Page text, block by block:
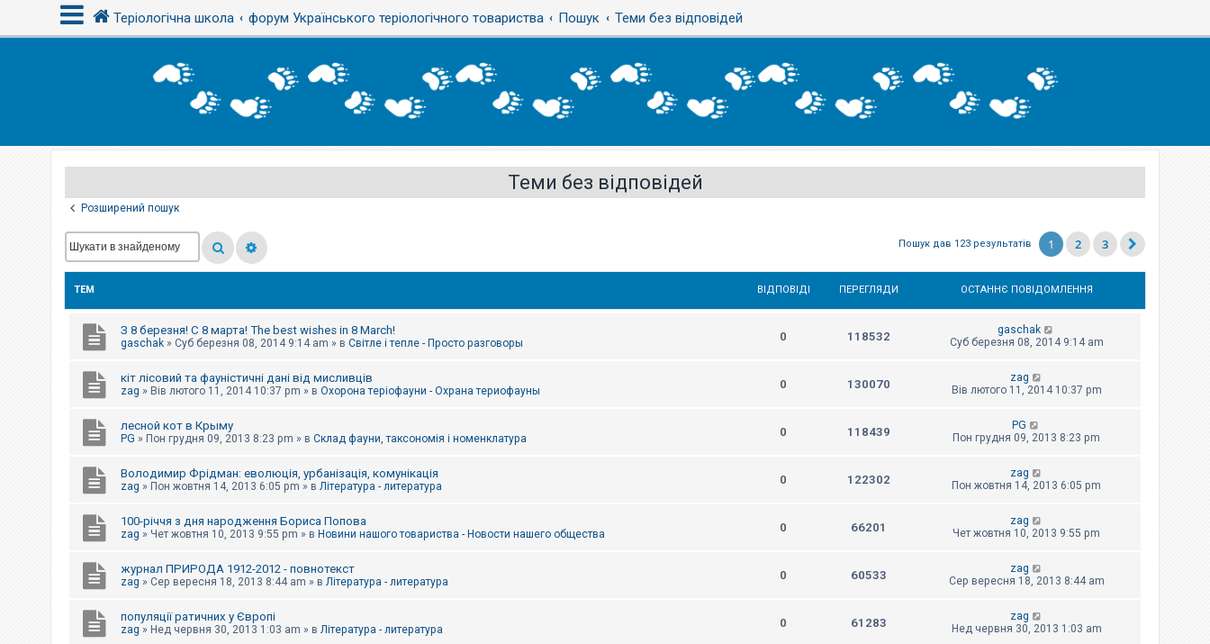
Теріологічна школа форум Українського теріологічного товариства Пошук Теми без відповідей
Теми без відповідей
Розширений пошук
Пошук дав 123 результатів 1 2 3
ТЕМ ВІДПОВІДІ ПЕРЕГЛЯДИ ОСТАННЄ ПОВІДОМЛЕННЯ
З 8 березня! С 8 марта! The best wishes in 8 March!
gaschak » Суб березня 08, 2014 9:14 am » в Світле і тепле - Просто разговоры 0 118532
gaschak
Суб березня 08, 2014 9:14 am
кіт лісовий та фауністичні дані від мисливців
zag » Вів лютого 11, 2014 10:37 pm » в Охорона теріофауни - Охрана териофауны 0 130070
zag
Вів лютого 11, 2014 10:37 pm
лесной кот в Крыму
PG » Пон грудня 09, 2013 8:23 pm » в Склад фауни, таксономія і номенклатура 0 118439
PG
Пон грудня 09, 2013 8:23 pm
Володимир Фрідман: еволюція, урбанізація, комунікація
zag » Пон жовтня 14, 2013 6:05 pm » в Література - литература 0 122302
zag
Пон жовтня 14, 2013 6:05 pm
100-річчя з дня народження Бориса Попова
zag » Чет жовтня 10, 2013 9:55 pm » в Новини нашого товариства - Новости нашего общества 0 66201
zag
Чет жовтня 10, 2013 9:55 pm
журнал ПРИРОДА 1912-2012 - повнотекст
zag » Сер вересня 18, 2013 8:44 am » в Література - литература 0 60533
zag
Сер вересня 18, 2013 8:44 am
популяції ратичних у Європі
zag » Нед червня 30, 2013 1:03 am » в Література - литература 0 61283
zag
Нед червня 30, 2013 1:03 am